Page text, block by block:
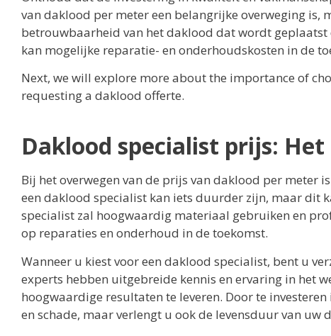
van daklood per meter een belangrijke overweging
betrouwbaarheid van het daklood dat wordt
kan mogelijke reparatie- en onderhoudskosten in de
Next, we will explore more about the importance of
requesting a daklood offerte.
Daklood specialist prijs:
Bij het overwegen van de prijs van daklood per meter
een daklood specialist kan iets duurder zijn, maar dit
specialist zal hoogwaardig materiaal gebruiken en
op reparaties en onderhoud in de toekomst.
Wanneer u kiest voor een daklood specialist, bent u
experts hebben uitgebreide kennis en ervaring in het
hoogwaardige resultaten te leveren. Door te
en schade, maar verlengt u ook de levensduur van uw